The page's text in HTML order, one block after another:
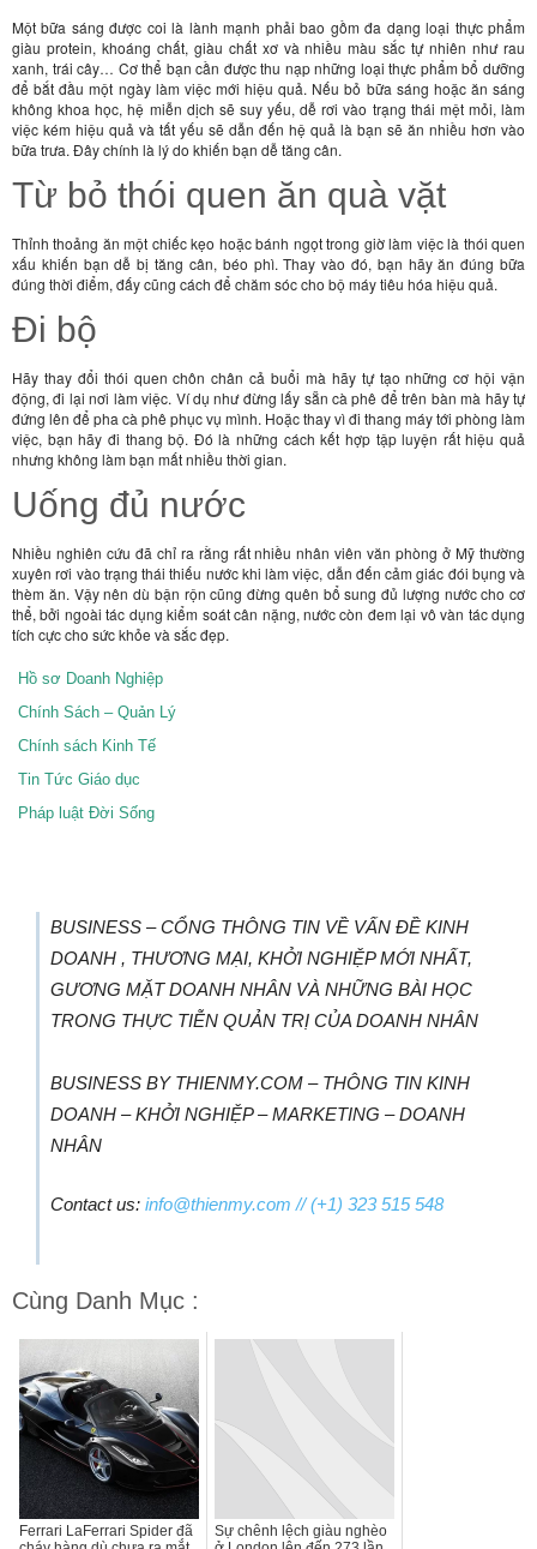
Một bữa sáng được coi là lành mạnh phải bao gồm đa dạng loại thực phẩm
giàu protein, khoáng chất, giàu chất xơ và nhiều màu sắc tự nhiên như rau
xanh, trái cây… Cơ thể bạn cần được thu nạp những loại thực phẩm bổ dưỡng
để bắt đầu một ngày làm việc mới hiệu quả. Nếu bỏ bữa sáng hoặc ăn sáng
không khoa học, hệ miễn dịch sẽ suy yếu, dễ rơi vào trạng thái mệt mỏi, làm
việc kém hiệu quả và tất yếu sẽ dẫn đến hệ quả là bạn sẽ ăn nhiều hơn vào
bữa trưa. Đây chính là lý do khiến bạn dễ tăng cân.
Từ bỏ thói quen ăn quà vặt
Thỉnh thoảng ăn một chiếc kẹo hoặc bánh ngọt trong giờ làm việc là thói quen
xấu khiến bạn dễ bị tăng cân, béo phì. Thay vào đó, bạn hãy ăn đúng bữa
đúng thời điểm, đấy cũng cách để chăm sóc cho bộ máy tiêu hóa hiệu quả.
Đi bộ
Hãy thay đổi thói quen chôn chân cả buổi mà hãy tự tạo những cơ hội vận
động, đi lại nơi làm việc. Ví dụ như đừng lấy sẵn cà phê để trên bàn mà hãy tự
đứng lên để pha cà phê phục vụ mình. Hoặc thay vì đi thang máy tới phòng làm
việc, bạn hãy đi thang bộ. Đó là những cách kết hợp tập luyện rất hiệu quả
nhưng không làm bạn mất nhiều thời gian.
Uống đủ nước
Nhiều nghiên cứu đã chỉ ra rằng rất nhiều nhân viên văn phòng ở Mỹ thường
xuyên rơi vào trạng thái thiếu nước khi làm việc, dẫn đến cảm giác đói bụng và
thèm ăn. Vậy nên dù bận rộn cũng đừng quên bổ sung đủ lượng nước cho cơ
thể, bởi ngoài tác dụng kiểm soát cân nặng, nước còn đem lại vô vàn tác dụng
tích cực cho sức khỏe và sắc đẹp.
Hồ sơ Doanh Nghiệp
Chính Sách – Quản Lý
Chính sách Kinh Tế
Tin Tức Giáo dục
Pháp luật Đời Sống
BUSINESS – CỔNG THÔNG TIN VỀ VẤN ĐỀ KINH
DOANH , THƯƠNG MẠI, KHỞI NGHIỆP MỚI NHẤT,
GƯƠNG MẶT DOANH NHÂN VÀ NHỮNG BÀI HỌC
TRONG THỰC TIỄN QUẢN TRỊ CỦA DOANH NHÂN
BUSINESS BY THIENMY.COM – THÔNG TIN KINH
DOANH – KHỞI NGHIỆP – MARKETING – DOANH
NHÂN
Contact us: info@thienmy.com // (+1) 323 515 548
Cùng Danh Mục :
Ferrari LaFerrari Spider đã
Sự chênh lệch giàu nghèo